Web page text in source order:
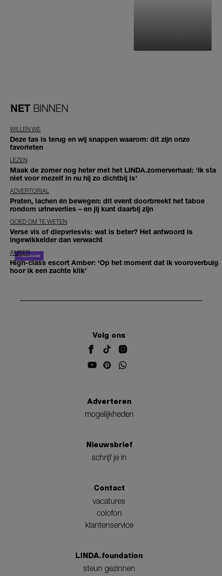
NET BINNEN
WILLEN WE
Deze tas is terug en wij snappen waarom: dít zijn onze
favorieten
LEZEN
Maak de zomer nog heter met het LINDA.zomerverhaal: 'Ik sta
niet voor mezelf in nu hij zo dichtbij is'
ADVERTORIAL
Praten, lachen én bewegen: dit event doorbreekt het taboe
rondom urineverlies – en jij kunt daarbij zijn
GOED OM TE WETEN
Verse vis of diepvriesvis: wat is beter? Het antwoord is
ingewikkelder dan verwacht
AMBER
High-class escort Amber: ‘Op het moment dat ik vooroverbuig
hoor ik een zachte klik’
Volg ons
Adverteren
mogelijkheden
Nieuwsbrief
schrijf je in
Contact
vacatures
colofon
klantenservice
LINDA.foundation
steun gezinnen